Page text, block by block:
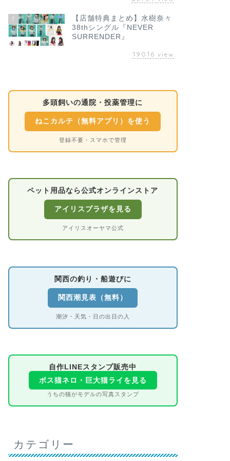
7
【店舗特典まとめ】水樹奈々
38thシングル『NEVER
SURRENDER』
19016 view
多頭飼いの通院・投薬管理に
ねこカルテ（無料アプリ）を使う
登録不要・スマホで管理
ペット用品なら公式オンラインストア
アイリスプラザを見る
アイリスオーヤマ公式
関西の釣り・船遊びに
関西潮見表（無料）
潮汐・天気・日の出日の入
自作LINEスタンプ販売中
ボス猫ネロ・巨大猫ライを見る
うちの猫がモデルの写真スタンプ
カテゴリー